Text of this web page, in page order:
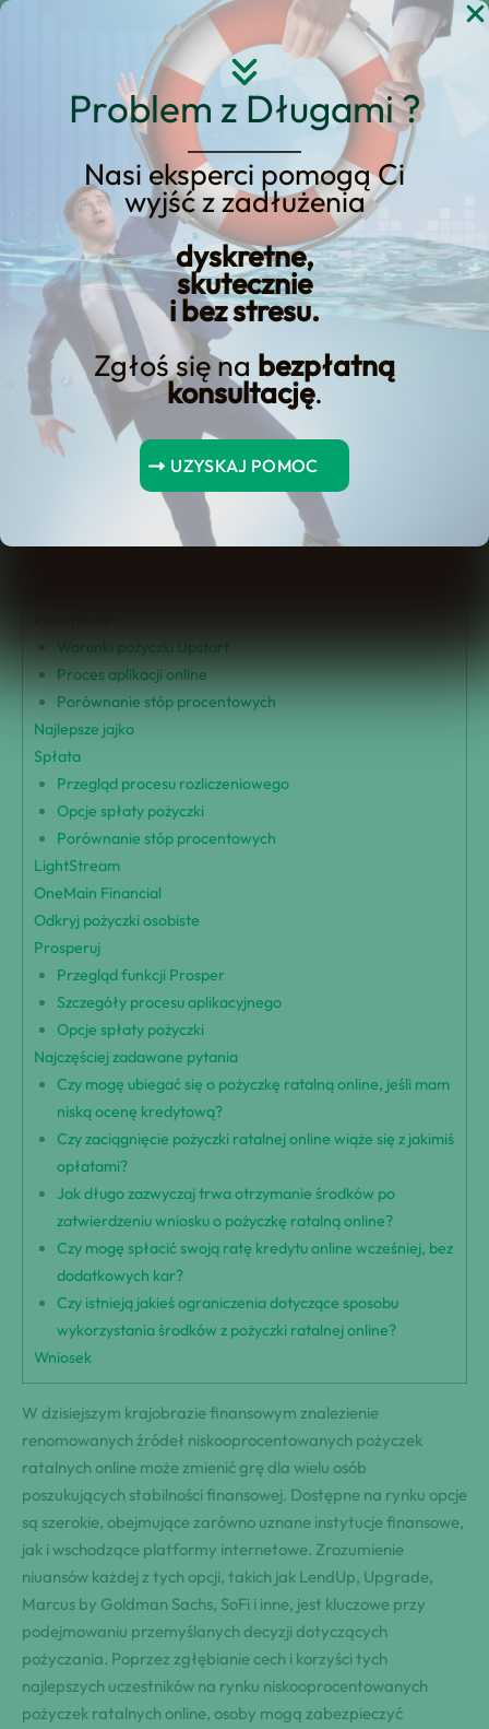
Problem z Długami ?
Nasi eksperci pomogą Ci
wyjść z zadłużenia
dyskretne,
skutecznie
i bez stresu.
Zgłoś się na bezpłatną
konsultację.
UZYSKAJ POMOC
Przejdź
Najlepsze opcje pożyczek
ratalnych online z niskim
oprocentowaniem
Spis Treści
Marcus przez Goldman Sachs
Warunki pożyczki Upstart
Proces aplikacji online
Porównanie stóp procentowych
Najlepsze jajko
Spłata
Przegląd procesu rozliczeniowego
Opcje spłaty pożyczki
Porównanie stóp procentowych
LightStream
OneMain Financial
Odkryj pożyczki osobiste
Prosperuj
Przegląd funkcji Prosper
Szczegóły procesu aplikacyjnego
Opcje spłaty pożyczki
Najczęściej zadawane pytania
Czy mogę ubiegać się o pożyczkę ratalną online, jeśli mam
niską ocenę kredytową?
Czy zaciągnięcie pożyczki ratalnej online wiąże się z jakimiś
opłatami?
Jak długo zazwyczaj trwa otrzymanie środków po
zatwierdzeniu wniosku o pożyczkę ratalną online?
Czy mogę spłacić swoją ratę kredytu online wcześniej, bez
dodatkowych kar?
Czy istnieją jakieś ograniczenia dotyczące sposobu
wykorzystania środków z pożyczki ratalnej online?
Wniosek
W dzisiejszym krajobrazie finansowym znalezienie
renomowanych źródeł niskooprocentowanych pożyczek
ratalnych online może zmienić grę dla wielu osób
poszukujących stabilności finansowej. Dostępne na rynku opcje
są szerokie, obejmujące zarówno uznane instytucje finansowe,
jak i wschodzące platformy internetowe. Zrozumienie
niuansów każdej z tych opcji, takich jak LendUp, Upgrade,
Marcus by Goldman Sachs, SoFi i inne, jest kluczowe przy
podejmowaniu przemyślanych decyzji dotyczących
pożyczania. Poprzez zgłębianie cech i korzyści tych
najlepszych uczestników na rynku niskooprocentowanych
pożyczek ratalnych online, osoby mogą zabezpieczyć